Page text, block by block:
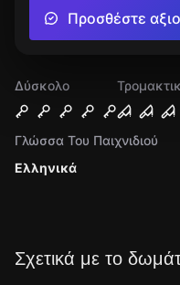
Δύσκολο
Ελληνικά
Γλώσσα Του Παιχνιδιού
Σχετικά με το
Προσθέστε